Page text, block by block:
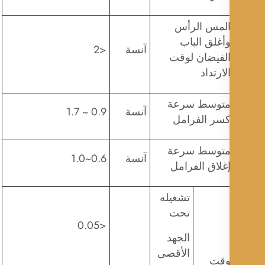
الرأس
الباب
لوقت
آنسة <2
​​سرعة
الفرامل
آنسة 0.9 ~ 1.7
​​سرعة
الفرامل
آنسة 0.6~1.0